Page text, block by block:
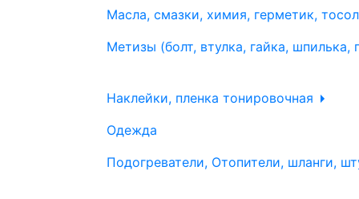
Масла, смазки, химия, герметик,
Метизы (болт, втулка, гайка, шпилька,
Наклейки, пленка тонировочная
Одежда
Подогреватели, Отопители, шланги,